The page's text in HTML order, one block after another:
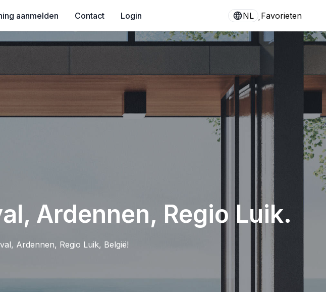
aanmelden Contact Login NL Favorieten
Ardennen, Regio Luik.
Ardennen, Regio Luik, België!